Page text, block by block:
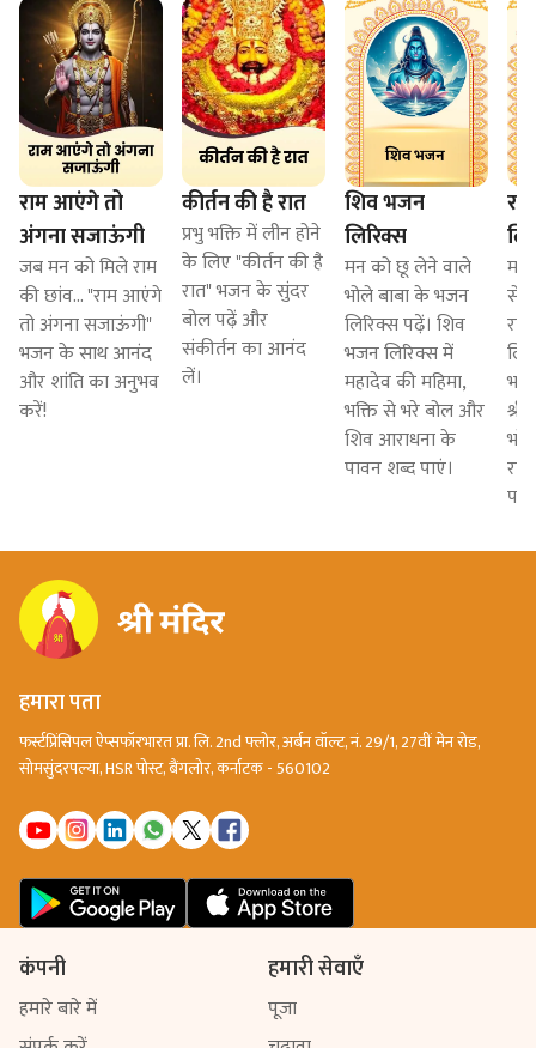
राम आएंगे तो
अंगना सजाऊंगी
जब मन को मिले राम
की छांव... "राम आएंगे
तो अंगना सजाऊंगी"
भजन के साथ आनंद
और शांति का अनुभव
करें!
कीर्तन की है रात
प्रभु भक्ति में लीन होने
के लिए "कीर्तन की है
रात" भजन के सुंदर
बोल पढ़ें और
संकीर्तन का आनंद
लें।
शिव भजन
लिरिक्स
मन को छू लेने वाले
भोले बाबा के भजन
लिरिक्स पढ़ें। शिव
भजन लिरिक्स में
महादेव की महिमा,
भक्ति से भरे बोल और
शिव आराधना के
पावन शब्द पाएं।
मन
से
भरे
हमारा पता
फर्स्टप्रिंसिपल ऐप्सफॉरभारत प्रा. लि. 2nd फ्लोर, अर्बन वॉल्ट, नं. 29/1, 27वीं मेन रोड,
सोमसुंदरपल्या, HSR पोस्ट, बैंगलोर, कर्नाटक - 560102
कंपनी
हमारे बारे में
हमारी सेवाएँ
पूजा